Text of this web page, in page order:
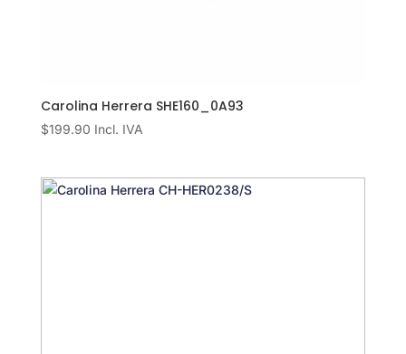
Carolina Herrera SHE160_0A93
$199.90 Incl. IVA